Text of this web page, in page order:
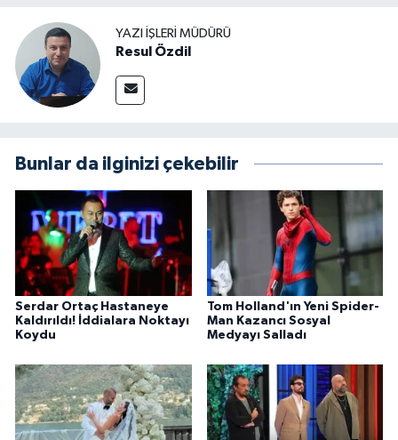
YAZI İŞLERI MÜDÜRÜ
Resul Özdil
Bunlar da ilginizi çekebilir
Serdar Ortaç Hastaneye
Kaldırıldı! İddialara Noktayı
Koydu
Tom Holland'ın Yeni Spider-
Man Kazancı Sosyal
Medyayı Salladı